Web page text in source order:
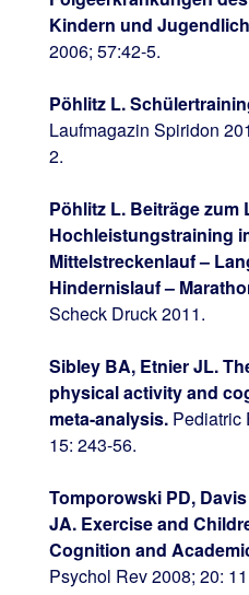
Kindern und
2006; 57:42-5.
Pöhlitz L.
Laufmagazin Spiridon
2.
Pöhlitz L. Beiträge zum
Hochleistungstraining
Mittelstreckenlauf –
Hindernislauf –
Scheck Druck 2011.
Sibley BA, Etnier JL.
physical activity and
meta-analysis.Pediatric
15: 243-56.
Tomporowski PD,
JA. Exercise and
Cognition and
Psychol Rev 2008; 20: